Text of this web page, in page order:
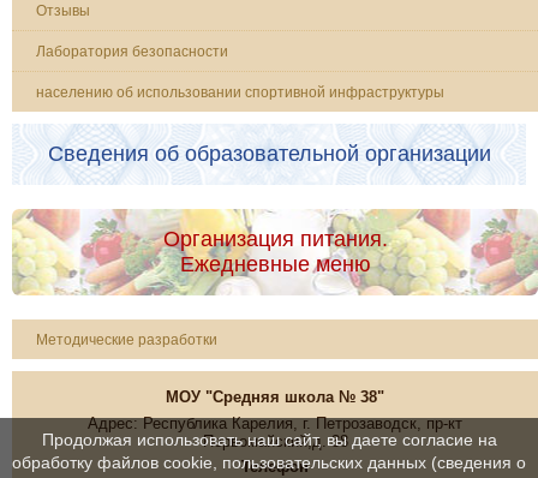
Отзывы
Лаборатория безопасности
населению об использовании спортивной инфраструктуры
Сведения об образовательной организации
Организация питания.
Ежедневные меню
Методические разработки
МОУ "Средняя школа № 38"
Адрес: Республика Карелия, г. Петрозаводск, пр-кт
Первомайский,д. 38
Телефон
Продолжая использовать наш сайт, вы даете согласие на
обработку файлов cookie, пользовательских данных (сведения о